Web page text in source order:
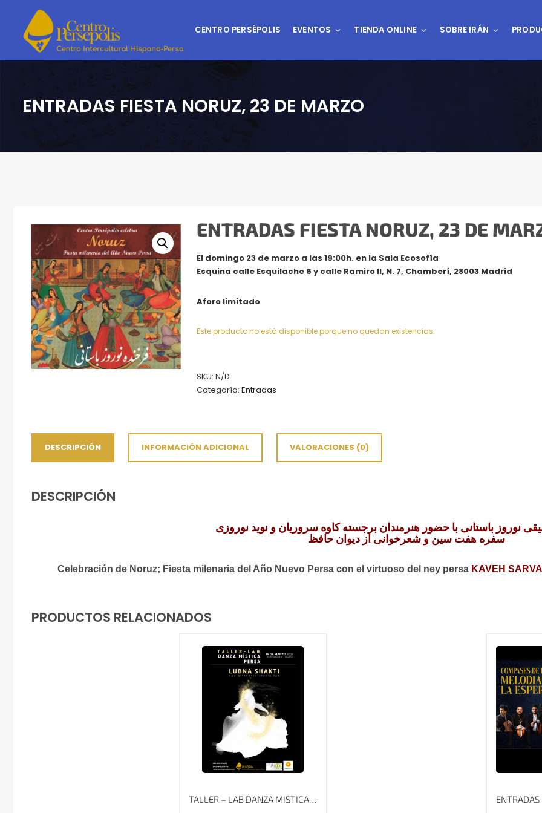
CENTRO PERSÉPOLIS EVENTOS TIENDA ONLINE SOBRE IRÁN
ENTRADAS FIESTA NORUZ, 23 DE MARZO
ENTRADAS FIESTA NORUZ, 23 DE
El domingo 23 de marzo a las 19:00h. en la Sala Ecosofía
Esquina calle Esquilache 6 y calle Ramiro II, N. 7, Chamberí, 28003 Madrid
Aforo limitado
Este producto no está disponible porque no quedan existencias.
SKU: N/D
Categoría: Entradas
DESCRIPCIÓN INFORMACIÓN ADICIONAL VALORACIONES (0)
DESCRIPCIÓN
نوروز باستانی با حضور هنرمندان برجسته کاوه سروریان و نوید نوروزی
سفره هفت سین و شعرخوانی از دیوان حافظ
Celebración de Noruz; Fiesta milenaria del Año Nuevo Persa con el virtuoso del ney persa KAVEH
PRODUCTOS RELACIONADOS
TALLER – LAB DANZA MISTICA PERSA